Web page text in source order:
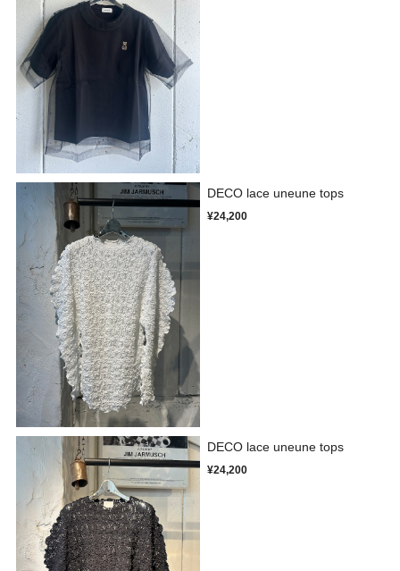
DECO lace uneune tops
¥24,200
DECO lace uneune tops
¥24,200